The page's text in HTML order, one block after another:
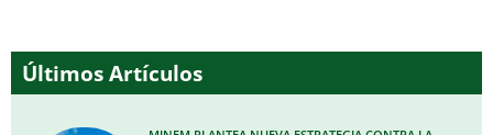
Últimos Artículos